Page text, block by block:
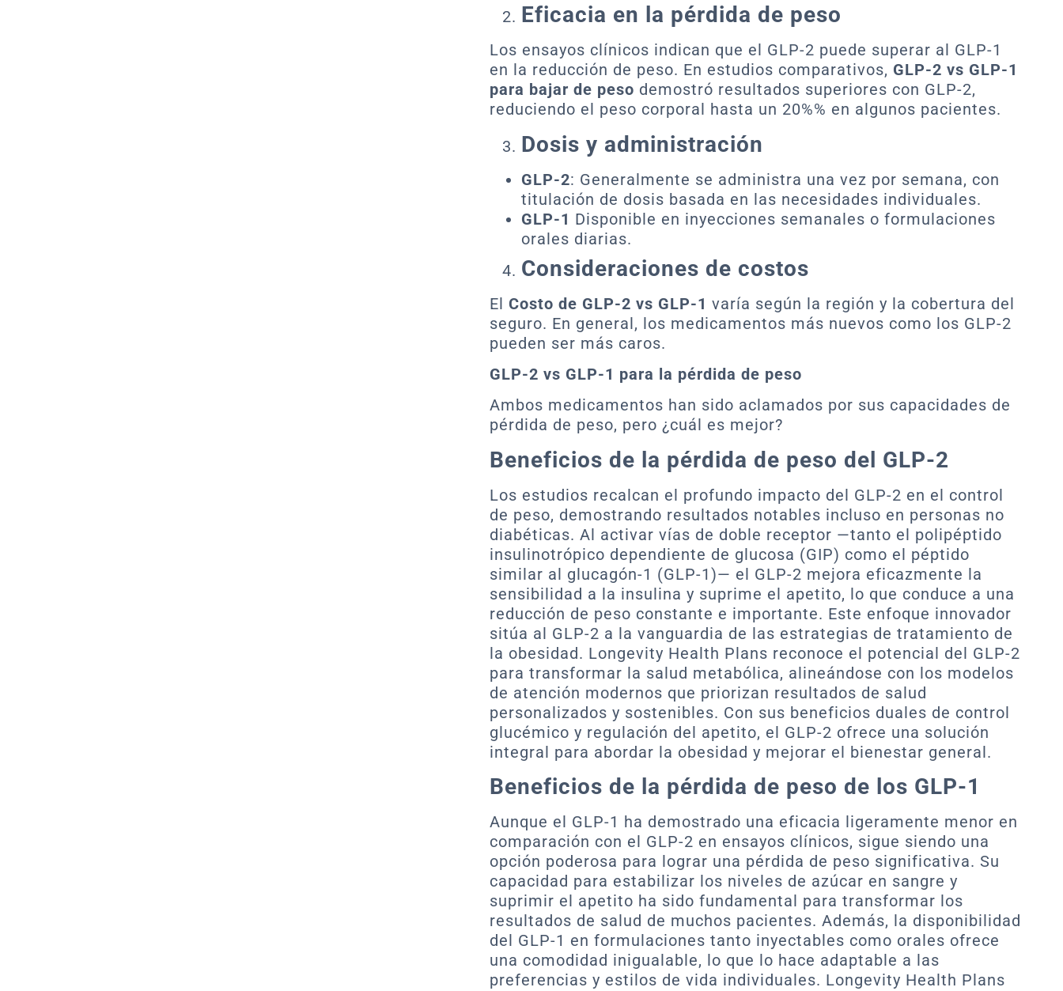
Eficacia en la pérdida de peso
Los ensayos clínicos indican que el GLP-2 puede superar al GLP-1
en la reducción de peso. En estudios comparativos, GLP-2 vs GLP-1
para bajar de peso demostró resultados superiores con GLP-2,
reduciendo el peso corporal hasta un 20%% en algunos pacientes.
Dosis y administración
GLP-2: Generalmente se administra una vez por semana, con
titulación de dosis basada en las necesidades individuales.
GLP-1 Disponible en inyecciones semanales o formulaciones
orales diarias.
Consideraciones de costos
El Costo de GLP-2 vs GLP-1 varía según la región y la cobertura del
seguro. En general, los medicamentos más nuevos como los GLP-2
pueden ser más caros.
GLP-2 vs GLP-1 para la pérdida de peso
Ambos medicamentos han sido aclamados por sus capacidades de
pérdida de peso, pero ¿cuál es mejor?
Beneficios de la pérdida de peso del GLP-2
Los estudios recalcan el profundo impacto del GLP-2 en el control
de peso, demostrando resultados notables incluso en personas no
diabéticas. Al activar vías de doble receptor —tanto el polipéptido
insulinotrópico dependiente de glucosa (GIP) como el péptido
similar al glucagón-1 (GLP-1)— el GLP-2 mejora eficazmente la
sensibilidad a la insulina y suprime el apetito, lo que conduce a una
reducción de peso constante e importante. Este enfoque innovador
sitúa al GLP-2 a la vanguardia de las estrategias de tratamiento de
la obesidad. Longevity Health Plans reconoce el potencial del GLP-2
para transformar la salud metabólica, alineándose con los modelos
de atención modernos que priorizan resultados de salud
personalizados y sostenibles. Con sus beneficios duales de control
glucémico y regulación del apetito, el GLP-2 ofrece una solución
integral para abordar la obesidad y mejorar el bienestar general.
Beneficios de la pérdida de peso de los GLP-1
Aunque el GLP-1 ha demostrado una eficacia ligeramente menor en
comparación con el GLP-2 en ensayos clínicos, sigue siendo una
opción poderosa para lograr una pérdida de peso significativa. Su
capacidad para estabilizar los niveles de azúcar en sangre y
suprimir el apetito ha sido fundamental para transformar los
resultados de salud de muchos pacientes. Además, la disponibilidad
del GLP-1 en formulaciones tanto inyectables como orales ofrece
una comodidad inigualable, lo que lo hace adaptable a las
preferencias y estilos de vida individuales. Longevity Health Plans